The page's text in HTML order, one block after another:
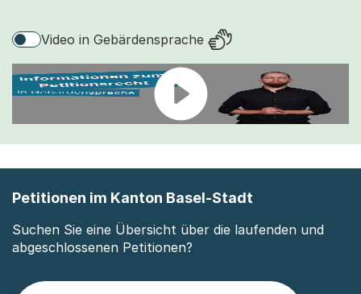
Video in Gebärdensprache
Petitionen im Kanton Basel-Stadt
Suchen Sie eine Übersicht über die laufenden und
abgeschlossenen Petitionen?